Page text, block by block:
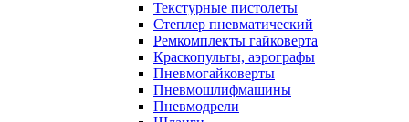
Текстурные пистолеты
Степлер пневматический
Ремкомплекты гайковерта
Краскопульты, аэрографы
Пневмогайковерты
Пневмошлифмашины
Пневмодрели